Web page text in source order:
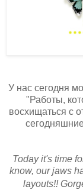
У нас сегодня
"Работы,
восхищаться с
Today it's time
know, our jaws
layouts!!